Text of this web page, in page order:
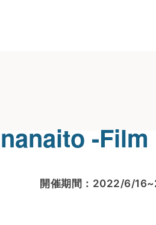
nanaito -
開催期間：2022/6/